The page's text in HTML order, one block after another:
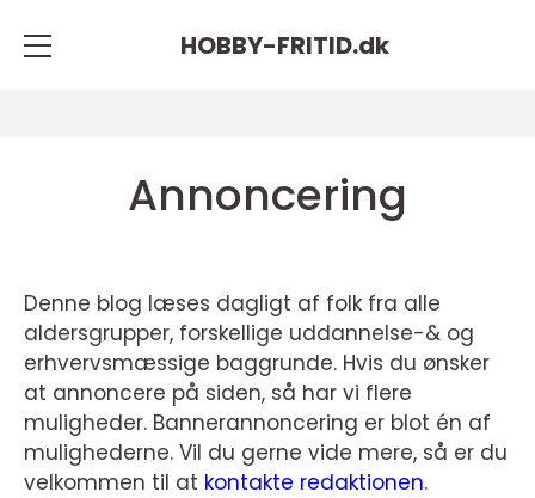
HOBBY-FRITID.dk
Annoncering
Denne blog læses dagligt af folk fra alle
aldersgrupper, forskellige uddannelse-& og
erhvervsmæssige baggrunde. Hvis du ønsker
at annoncere på siden, så har vi flere
muligheder. Bannerannoncering er blot én af
mulighederne. Vil du gerne vide mere, så er du
velkommen til at kontakte redaktionen.